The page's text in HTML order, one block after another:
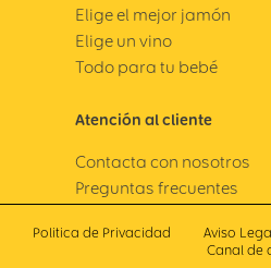
Elige el mejor jamón
Elige un vino
Todo para tu bebé
Atención al cliente
Contacta con nosotros
Preguntas frecuentes
Politica de Privacidad Aviso
Canal de